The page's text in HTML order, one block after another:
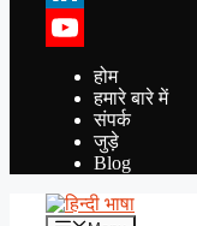
LinkedIn
YouTube
होम
हमारे बारे में
संपर्क
जुड़े
Blog